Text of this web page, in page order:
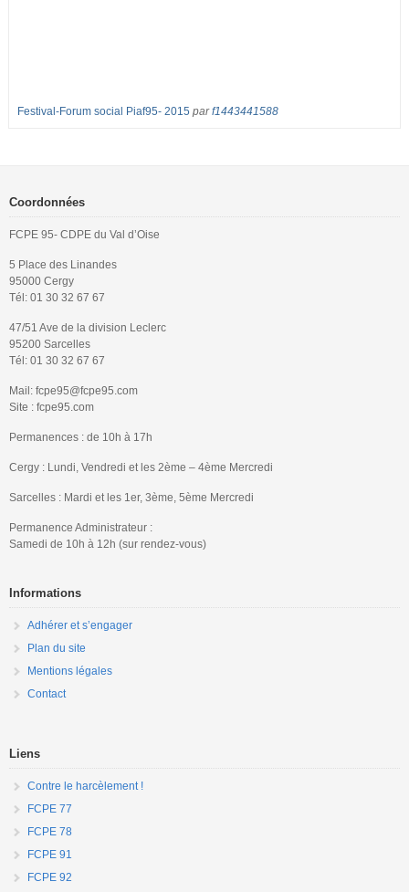
Festival-Forum social Piaf95- 2015 parf1443441588
Coordonnées
FCPE 95- CDPE du Val d’Oise
5 Place des Linandes
95000 Cergy
Tél: 01 30 32 67 67
47/51 Ave de la division Leclerc
95200 Sarcelles
Tél: 01 30 32 67 67
Mail: fcpe95@fcpe95.com
Site : fcpe95.com
Permanences : de 10h à 17h
Cergy : Lundi, Vendredi et les 2ème – 4ème Mercredi
Sarcelles : Mardi et les 1er, 3ème, 5ème Mercredi
Permanence Administrateur :
Samedi de 10h à 12h (sur rendez-vous)
Informations
Adhérer et s’engager
Plan du site
Mentions légales
Contact
Liens
Contre le harcèlement !
FCPE 77
FCPE 78
FCPE 91
FCPE 92